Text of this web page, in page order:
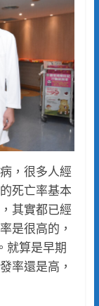
，很多人經
死亡率基本
其實都已經
是很高的，
就算是早期
率還是高，